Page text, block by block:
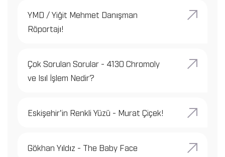
YMD / Yiğit Mehmet Danışman
Röportajı!
Çok Sorulan Sorular - 4130 Chromoly
ve Isıl İşlem Nedir?
Eskişehir'in Renkli Yüzü - Murat Çiçek!
Gökhan Yıldız - The Baby Face